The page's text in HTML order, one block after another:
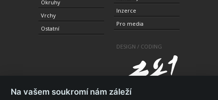
Okruhy
Vrchy
Ostatní
Inzerce
Pro media
DESIGN / CODING
Na vašem soukromí nám záleží